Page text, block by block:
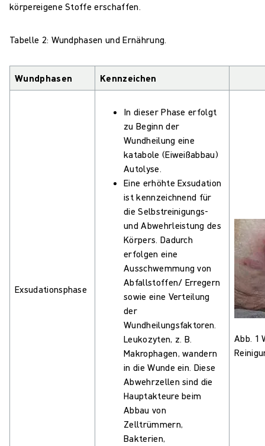
körpereigene Stoffe erschaffen.
Tabelle 2: Wundphasen und Ernährung.
Wundphasen Kennzeichen
Exsudationsphase
In dieser Phase erfolgt
zu Beginn der
Wundheilung eine
katabole (Eiweißabbau)
Autolyse.
Eine erhöhte Exsudation
ist kennzeichnend für
die Selbstreinigungs-
und Abwehrleistung des
Körpers. Dadurch
erfolgen eine
Ausschwemmung von
Abfallstoffen/ Erregern
sowie eine Verteilung
der
Wundheilungsfaktoren.
Leukozyten, z. B.
Makrophagen, wandern
in die Wunde ein. Diese
Abwehrzellen sind die
Hauptakteure beim
Abbau von
Zelltrümmern,
Bakterien,
Abb. 1